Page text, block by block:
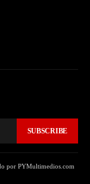
SUBSCRIBE
por PYMultimedios.com